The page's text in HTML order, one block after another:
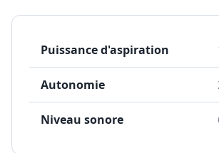
Puissance d'aspiration
Autonomie
Niveau sonore